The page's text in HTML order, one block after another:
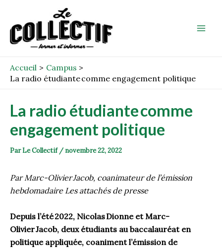
contenu
Accueil
Campus
La radio étudiante comme engagement politique
La radio étudiante comme
engagement politique
ParLe Collectif / novembre 22, 2022
Par Marc-Olivier Jacob, coanimateur de l’émission
hebdomadaire Les attachés de presse
Depuis l’été 2022, Nicolas Dionne et Marc-
Olivier Jacob, deux étudiants au baccalauréat en
politique appliquée, coaniment l’émission de
navigation